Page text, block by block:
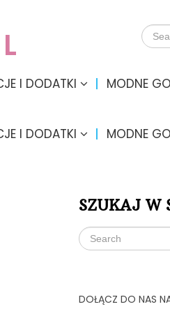
I DODATKI
MODNE
I DODATKI
MODNE
SZUKAJ W
DOŁĄCZ DO NAS